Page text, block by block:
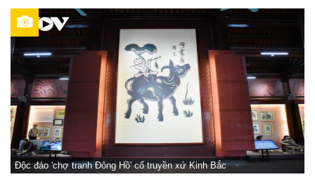
Độc đáo 'chợ tranh Đông Hồ' cổ truyền xứ Kinh Bắc